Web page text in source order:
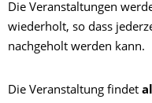
Die Veranstaltungen
wiederholt, so dass
nachgeholt werden kann.
Die Veranstaltung findet